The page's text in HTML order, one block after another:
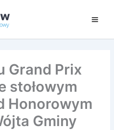
Grand Prix
stołowym
Honorowym
Gminy